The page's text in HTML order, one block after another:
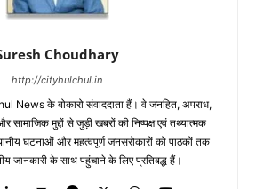
Choudhary
http://cityhulchul.in
News के बोकारो संवाददाता हैं। वे जनहित, अपराध,
सामाजिक मुद्दों से जुड़ी खबरों की निष्पक्ष एवं तथ्यात्मक
घटनाओं और महत्वपूर्ण जनसरोकारों को पाठकों तक
जानकारी के साथ पहुंचाने के लिए प्रतिबद्ध हैं।